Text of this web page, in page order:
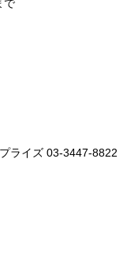
で
ライズ 03-3447-8822